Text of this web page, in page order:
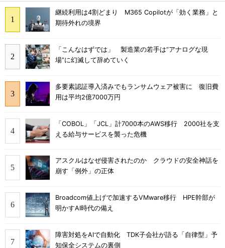
継続利用は4割どまり M365 Copilotが「効く業務」と
期待外れの境界
「こんなはずでは」 製造業の若手は“アナログな現
場”に幻滅して辞めていく
多要素認証導入済みでもランサムウェア被害に 復旧費
用は平均2億7000万円
「COBOL」「JCL」計7000本のAWS移行 2000社を支
える給与サービスを襲った危機
アスクルはなぜ侵害されたのか クラウドの安全神話を
崩す「例外」の正体
Broadcom値上げで加速するVMware移行 HPE幹部が
明かすAI時代の備え
障害対処をAIで自動化 TDK子会社が語る「自律型」予
知保全システムの裏側